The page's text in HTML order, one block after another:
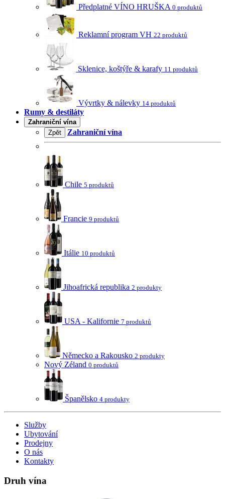
Předplatné VÍNO HRUŠKA 0 produktů
Reklamní program VH 22 produktů
Sklenice, koštýře & karafy 11 produktů
Vývrtky & nálevky 14 produktů
Rumy & destiláty
Zahraniční vína
Zpět
Zahraniční vína
Chile 5 produktů
Francie 9 produktů
Itálie 10 produktů
Jihoafrická republika 2 produkty
USA - Kalifornie 7 produktů
Německo a Rakousko 2 produkty
Nový Zéland 0 produktů
Španělsko 4 produkty
Služby
Ubytování
Prodejny
O nás
Kontakty
Druh vína